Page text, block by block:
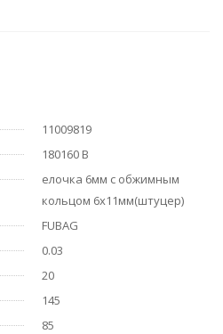
11009819
180160 B
елочка 6мм с обжимным
кольцом 6х11мм(штуцер)
FUBAG
0.03
20
145
85